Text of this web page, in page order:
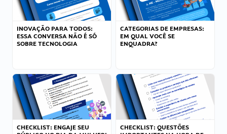
INOVAÇÃO PARA TODOS:
ESSA CONVERSA NÃO É SÓ
SOBRE TECNOLOGIA
CATEGORIAS DE EMPRESAS:
EM QUAL VOCÊ SE
ENQUADRA?
CHECKLIST: ENGAJE SEU
CHECKLIST: QUESTÕES